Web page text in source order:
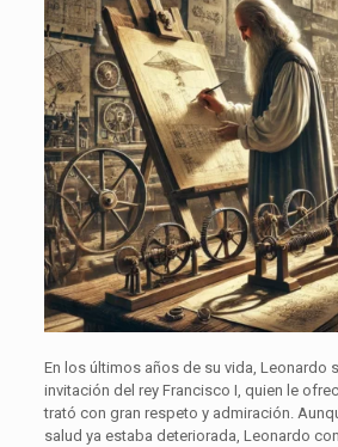
En los últimos años de su vida, Leonardo
invitación del rey Francisco I, quien le
trató con gran respeto y admiración.
salud ya estaba deteriorada, Leonardo